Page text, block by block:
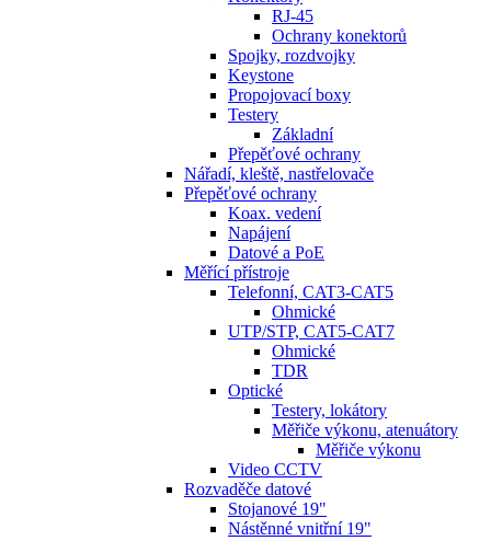
RJ-45
Ochrany konektorů
Spojky, rozdvojky
Keystone
Propojovací boxy
Testery
Základní
Přepěťové ochrany
Nářadí, kleště, nastřelovače
Přepěťové ochrany
Koax. vedení
Napájení
Datové a PoE
Měřící přístroje
Telefonní, CAT3-CAT5
Ohmické
UTP/STP, CAT5-CAT7
Ohmické
TDR
Optické
Testery, lokátory
Měřiče výkonu, atenuátory
Měřiče výkonu
Video CCTV
Rozvaděče datové
Stojanové 19"
Nástěnné vnitřní 19"